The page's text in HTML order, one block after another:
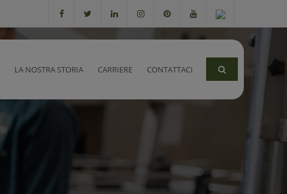
LA NOSTRA STORIA CARRIERE CONTATTACI